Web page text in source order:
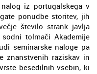
iz portugalskega v
ponudbe storitev, jih
število strank javlja
tolmači Akademije
seminarske naloge pa
znanstvenih raziskav in
besedilnih vsebin, ki